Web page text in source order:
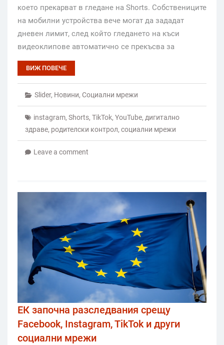
което прекарват в гледане на Shorts. Собствениците
на мобилни устройства вече могат да зададат
дневен лимит, след който гледането на къси
видеоклипове автоматично се прекъсва за
ВИЖ ПОВЕЧЕ
Slider, Новини, Социални мрежи
instagram, Shorts, TikTok, YouTube, дигитално
здраве, родителски контрол, социални мрежи
Leave a comment
ЕК започна разследвания срещу
Facebook, Instagram, TikTok и други
социални мрежи